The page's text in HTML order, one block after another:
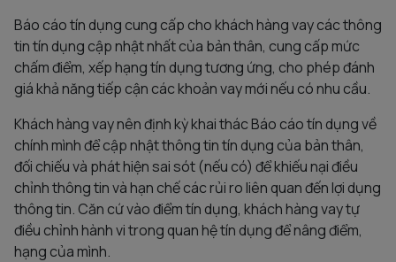
Báo cáo tín dụng cung cấp cho khách hàng vay các thông
tin tín dụng cập nhật nhất của bản thân, cung cấp mức
chấm điểm, xếp hạng tín dụng tương ứng, cho phép đánh
giá khả năng tiếp cận các khoản vay mới nếu có nhu cầu.
Khách hàng vay nên định kỳ khai thác Báo cáo tín dụng về
chính mình để cập nhật thông tin tín dụng của bản thân,
đối chiếu và phát hiện sai sót (nếu có) để khiếu nại điều
chỉnh thông tin và hạn chế các rủi ro liên quan đến lợi dụng
thông tin. Căn cứ vào điểm tín dụng, khách hàng vay tự
điều chỉnh hành vi trong quan hệ tín dụng để nâng điểm,
hạng của mình.